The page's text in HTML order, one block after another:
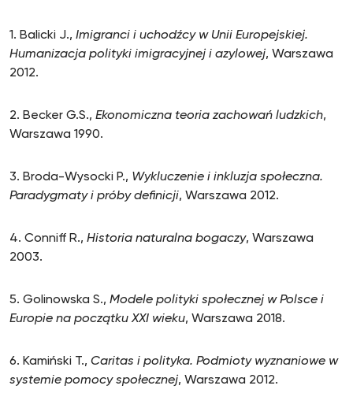
1. Balicki J., Imigranci i uchodźcy w Unii Europejskiej.
Humanizacja polityki imigracyjnej i azylowej, Warszawa
2012.
2. Becker G.S., Ekonomiczna teoria zachowań ludzkich,
Warszawa 1990.
3. Broda-Wysocki P., Wykluczenie i inkluzja społeczna.
Paradygmaty i próby definicji, Warszawa 2012.
4. Conniff R., Historia naturalna bogaczy, Warszawa
2003.
5. Golinowska S., Modele polityki społecznej w Polsce i
Europie na początku XXI wieku, Warszawa 2018.
6. Kamiński T., Caritas i polityka. Podmioty wyznaniowe w
systemie pomocy społecznej, Warszawa 2012.